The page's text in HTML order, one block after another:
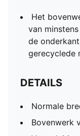
Het
van
de
gerecyclede
DETAILS
Normale
Bovenwerk